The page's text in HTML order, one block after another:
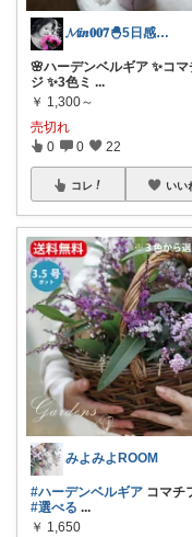
𝓜𝒊𝒏𝟎𝟎𝟕🐣5日感謝💝
🌸ハーデンベルギア ✨コマ
ジ ✨3色ミ ...
￥ 1,300～
売切れ
0 0 22
コレ いい
みよみよROOM
#ハーデンベルギア コマチ
#選べる ...
￥ 1,650